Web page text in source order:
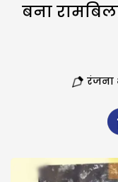
बना
रंजना